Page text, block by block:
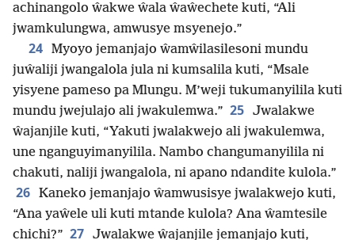
achinangolo ŵakwe ŵala ŵaŵechete kuti, “Ali
jwamkulungwa, amwusye msyenejo.”
24 Myoyo jemanjajo ŵamŵilasilesoni mundu
juŵaliji jwangalola jula ni kumsalila kuti, “Msale
yisyene pameso pa Mlungu. M’weji tukumanyilila kuti
mundu jwejulajo ali jwakulemwa.” 25 Jwalakwe
ŵajanjile kuti, “Yakuti jwalakwejo ali jwakulemwa,
une nganguyimanyilila. Nambo changumanyilila ni
chakuti, naliji jwangalola, ni apano ndandite kulola.”
26 Kaneko jemanjajo ŵamwusisye jwalakwejo kuti,
“Ana yaŵele uli kuti mtande kulola? Ana ŵamtesile
chichi?” 27 Jwalakwe ŵajanjile jemanjajo kuti,